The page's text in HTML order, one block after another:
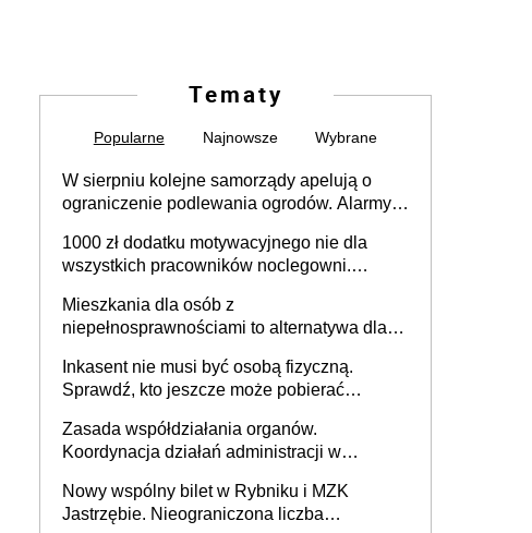
Tematy
Popularne Najnowsze Wybrane
W sierpniu kolejne samorządy apelują o
ograniczenie podlewania ogrodów. Alarmy w
może objąć cały kraj
1000 zł dodatku motywacyjnego nie dla
wszystkich pracowników noclegowni.
Mieszkania dla osób z
niepełnosprawnościami to alternatywa dla
samodzielnie lub z rodziną
Inkasent nie musi być osobą fizyczną.
Sprawdź, kto jeszcze może pobierać
Zasada współdziałania organów.
Koordynacja działań administracji w
Nowy wspólny bilet w Rybniku i MZK
Jastrzębie. Nieograniczona liczba